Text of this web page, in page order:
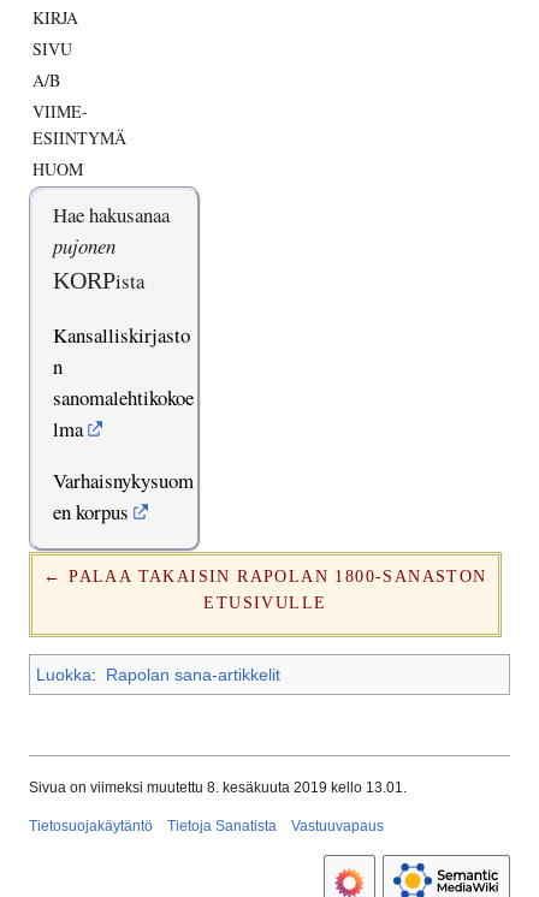
KIRJA
SIVU
A/B
VIIME-
ESIINTYMÄ
HUOM
Hae hakusanaa
pujonen
KORPista
Kansalliskirjasto
n
sanomalehtikokoe
lma
Varhaisnykysuom
en korpus
← PALAA TAKAISIN RAPOLAN 1800-SANASTON
ETUSIVULLE
Luokka: Rapolan sana-artikkelit
Sivua on viimeksi muutettu 8. kesäkuuta 2019 kello 13.01.
Tietosuojakäytäntö Tietoja Sanatista Vastuuvapaus